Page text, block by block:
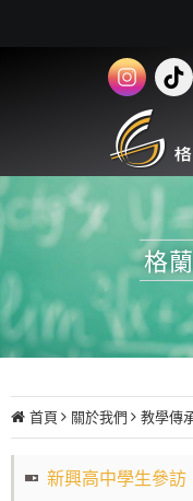
格
首頁 關於我們 教學傳
新興高中學生參訪